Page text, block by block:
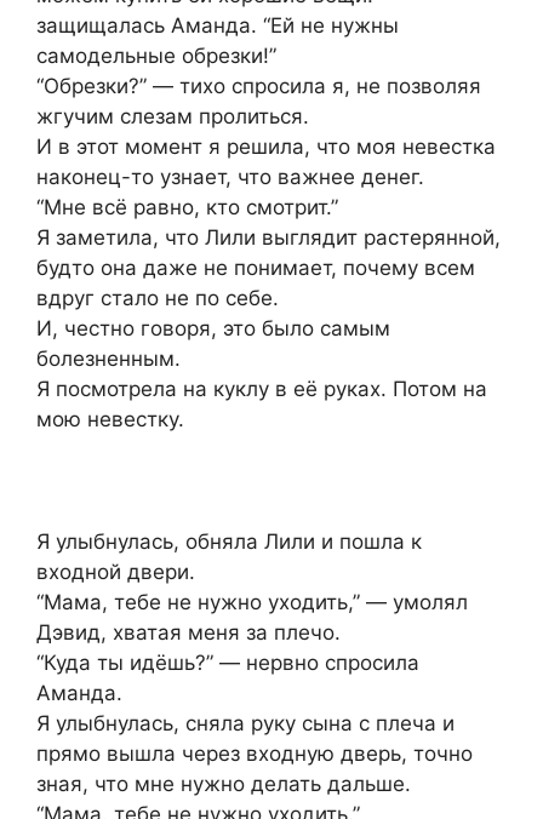
защищалась Аманда. “Ей не нужны
самодельные обрезки!”
“Обрезки?” — тихо спросила я, не позволяя
жгучим слезам пролиться.
И в этот момент я решила, что моя невестка
наконец-то узнает, что важнее денег.
“Мне всё равно, кто смотрит.”
Я заметила, что Лили выглядит растерянной,
будто она даже не понимает, почему всем
вдруг стало не по себе.
И, честно говоря, это было самым
болезненным.
Я посмотрела на куклу в её руках. Потом на
мою невестку.
Я улыбнулась, обняла Лили и пошла к
входной двери.
“Мама, тебе не нужно уходить,” — умолял
Дэвид, хватая меня за плечо.
“Куда ты идёшь?” — нервно спросила
Аманда.
Я улыбнулась, сняла руку сына с плеча и
прямо вышла через входную дверь, точно
зная, что мне нужно делать дальше.